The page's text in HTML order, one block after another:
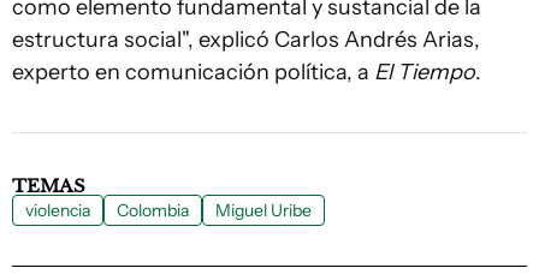
como elemento fundamental y sustancial de la
estructura social", explicó Carlos Andrés Arias,
experto en comunicación política, a El Tiempo.
TEMAS
violencia Colombia Miguel Uribe